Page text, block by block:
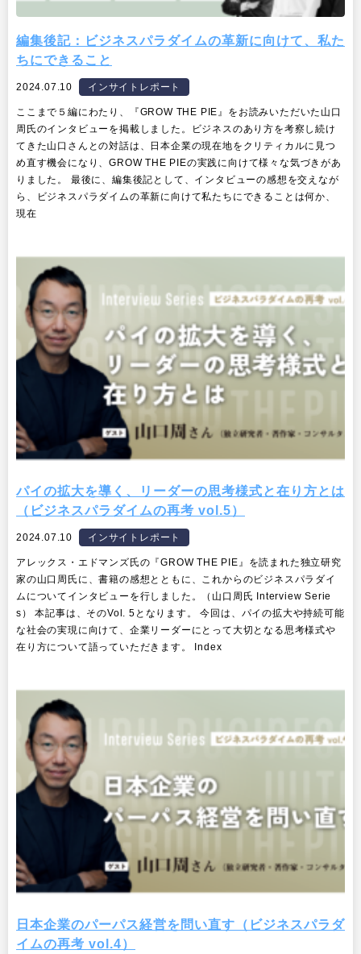
編集後記：ビジネスパラダイムの革新に向けて、私た
ちにできること
2024.07.10 インサイトレポート
ここまで５編にわたり、『GROW THE PIE』をお読みいただいた山口
周氏のインタビューを掲載しました。ビジネスのあり方を考察し続け
てきた山口さんとの対話は、日本企業の現在地をクリティカルに見つ
め直す機会になり、GROW THE PIEの実践に向けて様々な気づきがあ
りました。 最後に、編集後記として、インタビューの感想を交えなが
ら、ビジネスパラダイムの革新に向けて私たちにできることは何か、
現在
パイの拡大を導く、リーダーの思考様式と在り方とは
（ビジネスパラダイムの再考 vol.5）
2024.07.10 インサイトレポート
アレックス・エドマンズ氏の『GROW THE PIE』を読まれた独立研究
家の山口周氏に、書籍の感想とともに、これからのビジネスパラダイ
ムについてインタビューを行しました。（山口周氏 Interview Serie
s） 本記事は、そのVol. 5となります。 今回は、パイの拡大や持続可能
な社会の実現に向けて、企業リーダーにとって大切となる思考様式や
在り方について語っていただきます。 Index
日本企業のパーパス経営を問い直す（ビジネスパラダ
イムの再考 vol.4）